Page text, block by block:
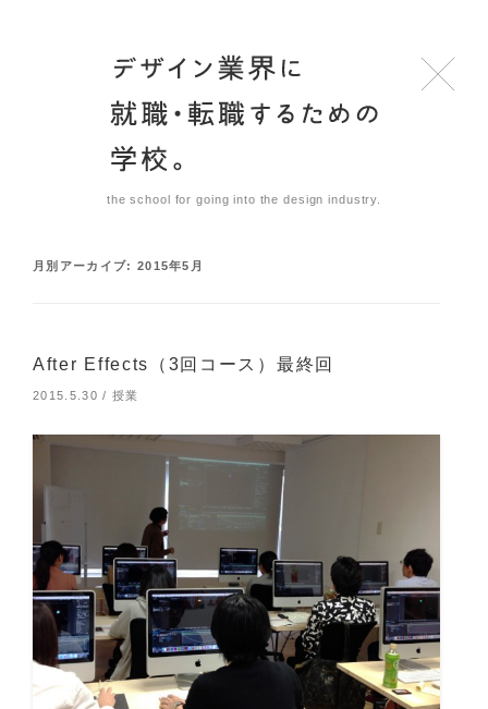
the school for going into the design industry.
月別アーカイブ: 2015年5月
After Effects（3回コース）最終回
2015.5.30/ 授業